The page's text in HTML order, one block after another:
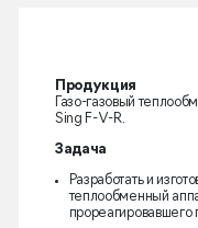
Продукция
Газо-газовый
Sing F-V-R.
Задача
Разработать и
теплообменный
прореагировавшего